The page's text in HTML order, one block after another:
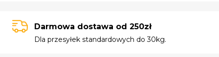
Darmowa dostawa od 250zł
Dla przesyłek standardowych do 30kg.